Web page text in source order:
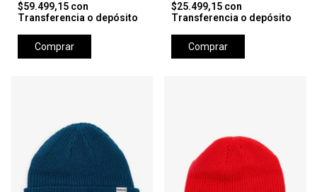
$59.499,15 con
Transferencia o depósito
Comprar
$25.499,15 con
Transferencia o depósito
Comprar